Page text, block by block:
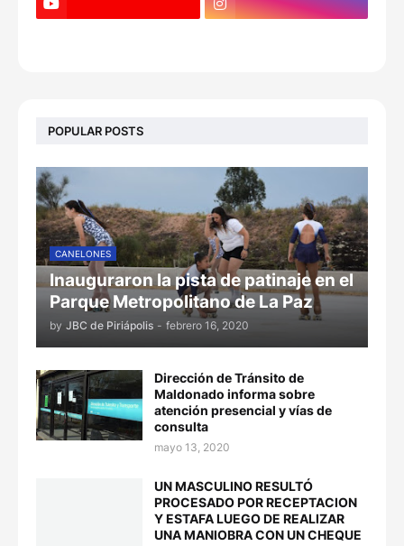
POPULAR POSTS
CANELONES
Inauguraron la pista de patinaje en el
Parque Metropolitano de La Paz
by JBC de Piriápolis - febrero 16, 2020
Dirección de Tránsito de
Maldonado informa sobre
atención presencial y vías de
consulta
mayo 13, 2020
UN MASCULINO RESULTÓ
PROCESADO POR RECEPTACION
Y ESTAFA LUEGO DE REALIZAR
UNA MANIOBRA CON UN CHEQUE